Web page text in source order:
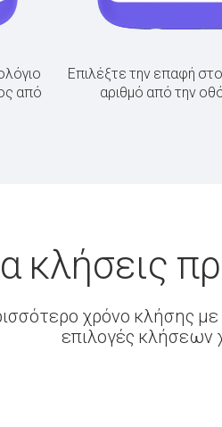
από
Επιλέξτε την επαφή
αριθμό από την
κλήσεις
χρόνο κλήσης
επιλογές